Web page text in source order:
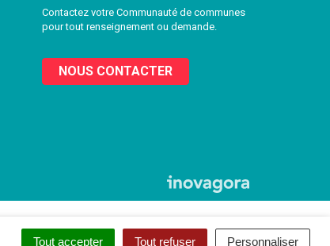
Tout accepter Tout refuser Personnaliser
Contactez votre Communauté de communes
pour tout renseignement ou demande.
NOUS CONTACTER